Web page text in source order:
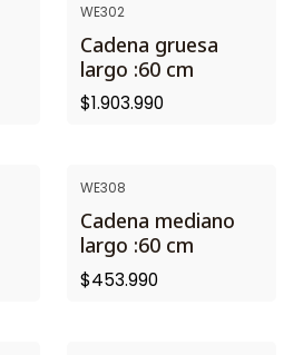
WE302
Cadena gruesa
largo :60 cm
$1.903.990
WE308
Cadena mediano
largo :60 cm
$453.990